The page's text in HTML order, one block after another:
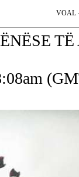
VOAL